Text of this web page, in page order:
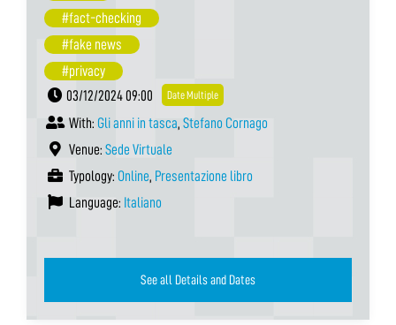
#fact-checking
#fake news
#privacy
03/12/2024 09:00
Date Multiple
With: Gli anni in tasca, Stefano Cornago
Venue: Sede Virtuale
Typology: Online, Presentazione libro
Language: Italiano
See all Details and Dates